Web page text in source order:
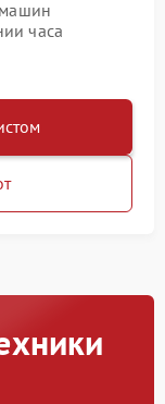
часа